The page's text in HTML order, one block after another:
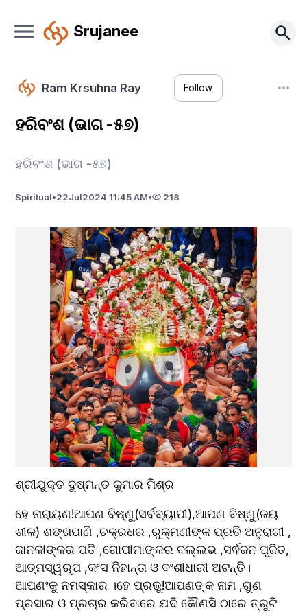
Srujanee
Ram Krsuhna Ray Follow
ହରିବଂଶ (ଭାଗ -୫୭)
ହରିବଂଶ (ଭାଗ -୫୭)
Spiritual•22Jul2024 11:45 AM• 218
ଶ୍ରୀଯୁକ୍ତ ଦୁଷ୍ମନ୍ତ କୁମାର ମିଶ୍ର
ହେ ନାରାୟଣ!ଆପଣ ବିଷ୍ଣୁ(ସର୍ବବ୍ୟାପୀ),ଆପଣ ବିଷ୍ଣୁ(ଜୟ
ଶୀଳ) ଶଙ୍ଖପାଣି ,ଚକ୍ରଧର ,ରୁକ୍ମଣୀଙ୍କ ପ୍ରତି ଅନୁରାଗୀ ,
ଜାନକୀଙ୍କର ପତି ,ଗୋପୀମାଙ୍କର ବଲ୍ଲଭ ,ସର୍ଵଜନ ପୂଜିତ,
ଆତ୍ମସ୍ୱରୂପ ,କଂସ ନିହାନ୍ତା ଓ ବଂଶୀଧାରୀ ଅଟନ୍ତି।
ଆପଣଂକୁ ନମସ୍କାର ।ହେ ପ୍ରଭୁ!ଆପଣଙ୍କ ନାମ ,ଗୁଣ
ପ୍ରସାର ଓ ପ୍ରଚାର କରିବାରେ ଯଦି କୌଣସି ଠାରେ ତ୍ରୁଟି